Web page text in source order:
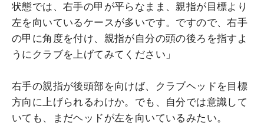
状態では、右手の甲が平らなまま、親指が目標より
左を向いているケースが多いです。ですので、右手
の甲に角度を付け、親指が自分の頭の後ろを指すよ
うにクラブを上げてみてください」
右手の親指が後頭部を向けば、クラブヘッドを目標
方向に上げられるわけか。でも、自分では意識して
いても、まだヘッドが左を向いているみたい。